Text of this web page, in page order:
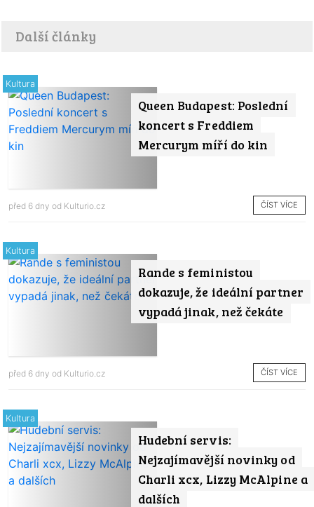
Další články
Queen Budapest: Poslední
koncert s Freddiem
Mercurym míří do kin
Kultura
před 6 dny od Kulturio.cz ČÍST VÍCE
Rande s feministou
dokazuje, že ideální partner
vypadá jinak, než čekáte
Kultura
před 6 dny od Kulturio.cz ČÍST VÍCE
Hudební servis:
Nejzajímavější novinky od
Charli xcx, Lizzy McAlpine a
dalších
Kultura